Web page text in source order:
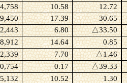
10.58
12.72
17.39
30.65
6.80 △33.50
14.64
0.85
7.70 △1.46
0.17 △39.33
10.52
1.30